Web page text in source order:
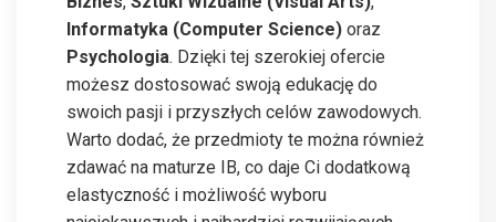
Informatyka (Computer Science) oraz
Psychologia. Dzięki tej szerokiej ofercie
możesz dostosować swoją edukację do
swoich pasji i przyszłych celów zawodowych.
Warto dodać, że przedmioty te można również
zdawać na maturze IB, co daje Ci dodatkową
elastyczność i możliwość wyboru